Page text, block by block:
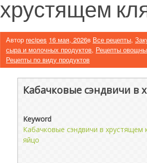
хрустящем
Автор recipes 16 мая, 2026в Все рецепты,
сыра и молочных продуктов, Рецепты
Рецепты по виду продуктов
Кабачковые сэндвичи в
Keyword
Кабачковые сэндвичи в хрустящем
яйцо